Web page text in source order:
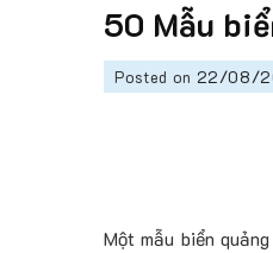
50 Mẫu
Posted on 22/08/
Một mẫu biển